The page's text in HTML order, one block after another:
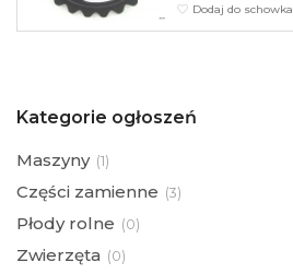
Dodaj do schowka
Kategorie ogłoszeń
Maszyny (1)
Części zamienne (3)
Płody rolne (0)
Zwierzęta (0)